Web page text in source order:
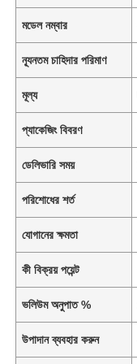
মডেল নম্বার
ন্যূনতম চাহিদার পরিমাণ
মূল্য
প্যাকেজিং বিবরণ
ডেলিভারি সময়
পরিশোধের শর্ত
যোগানের ক্ষমতা
কী বিক্রয় পয়েন্ট
ভলিউম অনুপাত %
উপাদান ব্যবহার করুন